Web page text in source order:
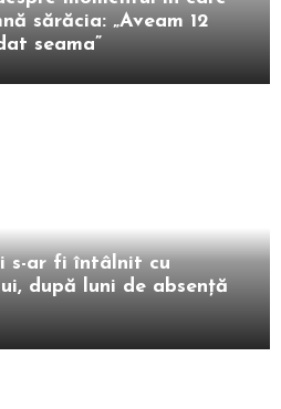
sărăcia: „Aveam 12
seama”
s-ar fi întâlnit cu
după luni de absență